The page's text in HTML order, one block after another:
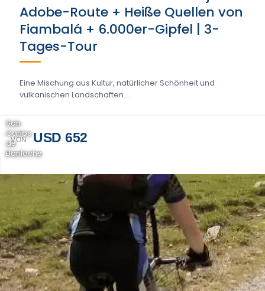
Adobe-Route + Heiße Quellen von
Fiambalá + 6.000er-Gipfel | 3-
Tages-Tour
Eine Mischung aus Kultur, natürlicher Schönheit und
vulkanischen Landschaften....
VON USD 652
San
Carlos
de
Bariloche